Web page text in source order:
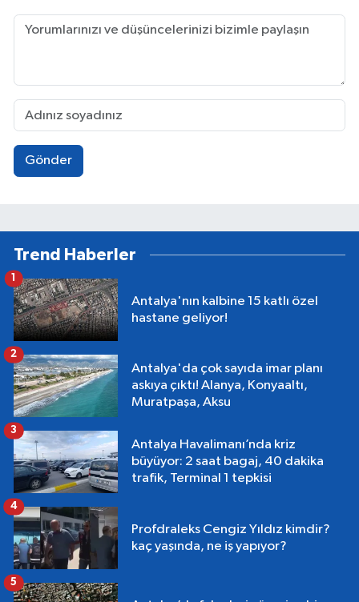
Gönder
Trend Haberler
Antalya'nın kalbine 15 katlı özel
hastane geliyor!
1
Antalya'da çok sayıda imar planı
askıya çıktı! Alanya, Konyaaltı,
Muratpaşa, Aksu
2
Antalya Havalimanı’nda kriz
büyüyor: 2 saat bagaj, 40 dakika
trafik, Terminal 1 tepkisi
3
Profdraleks Cengiz Yıldız kimdir?
kaç yaşında, ne iş yapıyor?
4
5